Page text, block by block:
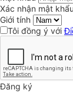
Xác nhận mật khẩu
Giới tính
Tôi đồng ý với
Đăng ký